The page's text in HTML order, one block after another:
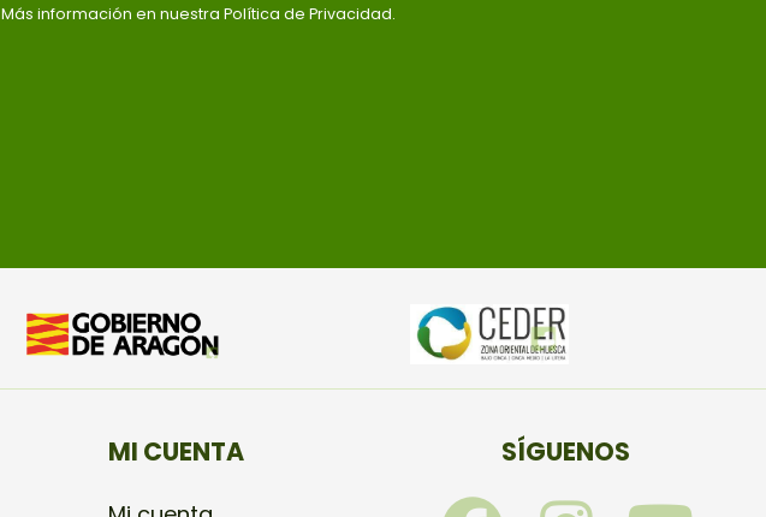
Más información en nuestra Política de Privacidad.
MI CUENTA SÍGUENOS